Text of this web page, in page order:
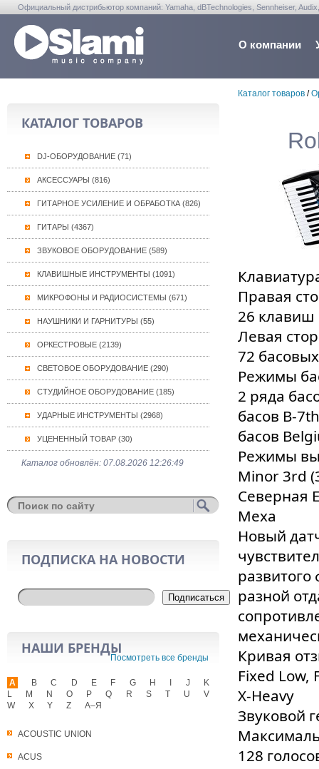
Официальный дистрибьютор компаний: Yamaha, dBTechnologies, Sennheiser,
О компании
КАТАЛОГ ТОВАРОВ
DJ-ОБОРУДОВАНИЕ (71)
АКСЕССУАРЫ (816)
ГИТАРНОЕ УСИЛЕНИЕ И ОБРАБОТКА (826)
ГИТАРЫ (4367)
ЗВУКОВОЕ ОБОРУДОВАНИЕ (589)
КЛАВИШНЫЕ ИНСТРУМЕНТЫ (1091)
МИКРОФОНЫ И РАДИОСИСТЕМЫ (671)
НАУШНИКИ И ГАРНИТУРЫ (55)
ОРКЕСТРОВЫЕ (2139)
СВЕТОВОЕ ОБОРУДОВАНИЕ (290)
СТУДИЙНОЕ ОБОРУДОВАНИЕ (185)
УДАРНЫЕ ИНСТРУМЕНТЫ (2968)
УЦЕНЕННЫЙ ТОВАР (30)
Каталог обновлён: 07.08.2026 12:26:49
ПОДПИСКА НА НОВОСТИ
Подписаться
НАШИ БРЕНДЫ
Посмотреть все бренды
A
ACOUSTIC UNION
ACUS
B C D E F G H J
K
L
M N O P Q R S T U
V
W
X Y Z А–Я
Каталог товаров/
Правая
26 клавиш
Левая
72
Режимы
2 ряда
басов B-
басов
Режимы
Minor 3rd
Северная
Меха
Новый
разной
Кривая
Fixed Low,
X-Heavy
Звуковой
128